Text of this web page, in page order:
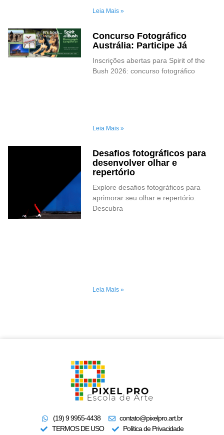
Leia Mais »
Concurso Fotográfico
Austrália: Participe Já
Inscrições abertas para Spirit of the
Bush 2026: concurso fotográfico
Leia Mais »
Desafios fotográficos para
desenvolver olhar e
repertório
Explore desafios fotográficos para
aprimorar seu olhar e repertório.
Descubra
Leia Mais »
(19) 9 9955-4438
contato@pixelpro.art.br
TERMOS DE USO
Política de Privacidade